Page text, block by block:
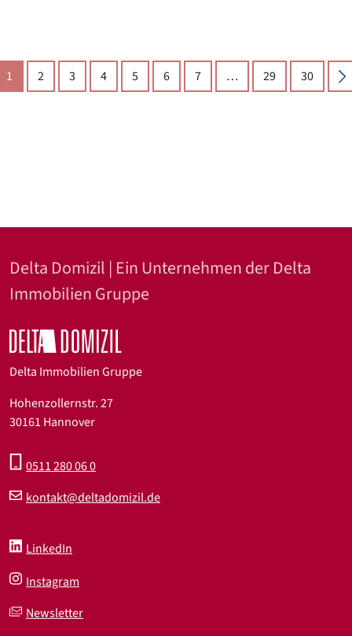
1(aktuelle Seite)
2 3 4 5 6 7 … 29 30
Delta Domizil | Ein Unternehmen der Delta
Immobilien Gruppe
Delta Immobilien Gruppe
Hohenzollernstr. 27
30161 Hannover
0511 280 06 0
kontakt@deltadomizil.de
LinkedIn
Instagram
Newsletter